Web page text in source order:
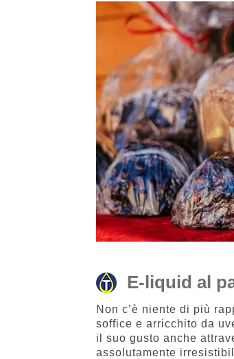
E-liquid al
Non c’è niente di più
soffice e arricchito da
il suo gusto anche
assolutamente